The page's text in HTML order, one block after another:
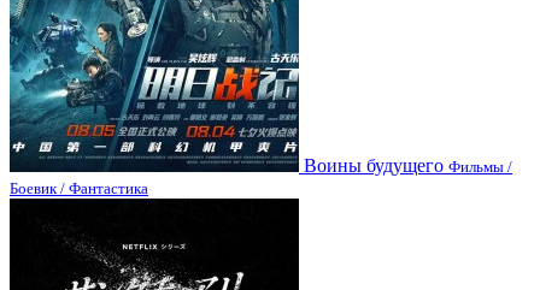
Воины будущего Фильмы /
Боевик / Фантастика